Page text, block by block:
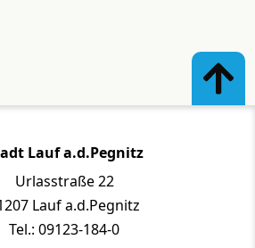
Lauf a.d.Pegnitz
Urlasstraße 22
Lauf a.d.Pegnitz
Tel.: 09123-184-0